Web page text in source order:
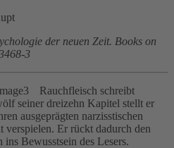
der neuen Zeit. Books on
3
Rauchfleisch schreibt
seiner dreizehn Kapitel stellt er
ausgeprägten narzisstischen
verspielen. Er rückt dadurch den
Bewusstsein des Lesers.